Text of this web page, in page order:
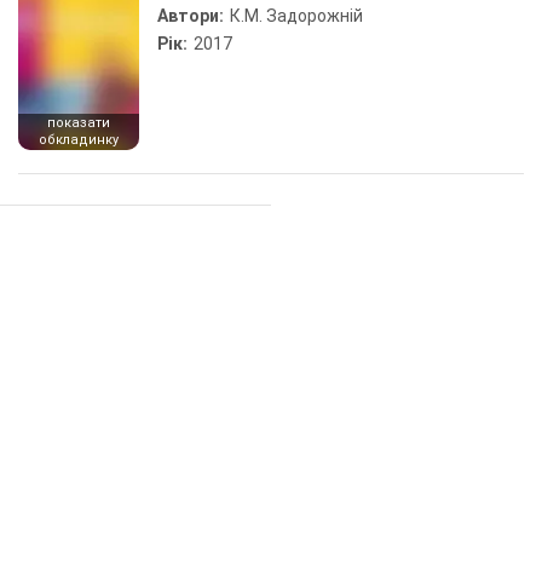
показати
обкладинку
Автори: К.М. Задорожній
Рік: 2017